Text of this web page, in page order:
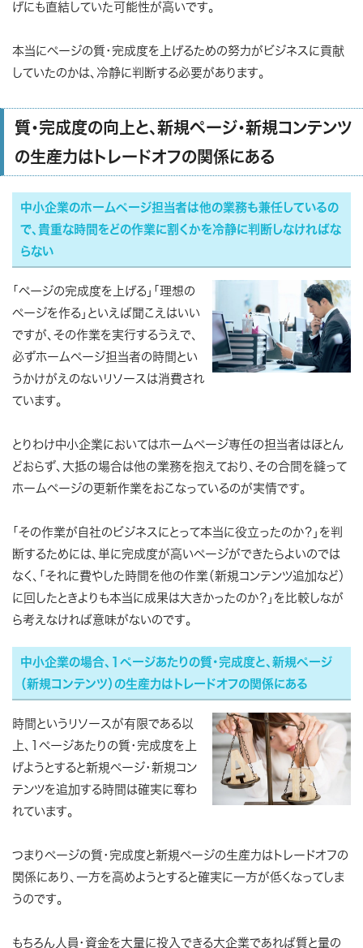
げにも直結していた可能性が高いです。
本当にページの質・完成度を上げるための努力がビジネスに貢献
していたのかは、冷静に判断する必要があります。
質・完成度の向上と、新規ページ・新規コンテンツ
の生産力はトレードオフの関係にある
中小企業のホームページ担当者は他の業務も兼任しているの
で、貴重な時間をどの作業に割くかを冷静に判断しなければな
らない
「ページの完成度を上げる」「理想の
ページを作る」といえば聞こえはいい
ですが、その作業を実行するうえで、
必ずホームページ担当者の時間とい
うかけがえのないリソースは消費され
ています。
とりわけ中小企業においてはホームページ専任の担当者はほとん
どおらず、大抵の場合は他の業務を抱えており、その合間を縫って
ホームページの更新作業をおこなっているのが実情です。
「その作業が自社のビジネスにとって本当に役立ったのか？」を判
断するためには、単に完成度が高いページができたらよいのでは
なく、「それに費やした時間を他の作業（新規コンテンツ追加など）
に回したときよりも本当に成果は大きかったのか？」を比較しなが
ら考えなければ意味がないのです。
中小企業の場合、1ページあたりの質・完成度と、新規ページ
（新規コンテンツ）の生産力はトレードオフの関係にある
時間というリソースが有限である以
上、1ページあたりの質・完成度を上
げようとすると新規ページ・新規コン
テンツを追加する時間は確実に奪わ
れています。
つまりページの質・完成度と新規ページの生産力はトレードオフの
関係にあり、一方を高めようとすると確実に一方が低くなってしま
うのです。
もちろん人員・資金を大量に投入できる大企業であれば質と量の